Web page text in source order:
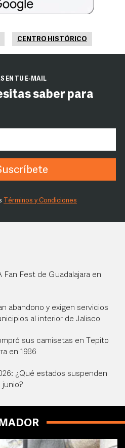
CENTRO HISTÓRICO
EN TU E-MAIL
saber para
Términos y Condiciones
Fan Fest de Guadalajara en
abandono y exigen servicios
al interior de Jalisco
sus camisetas en Tepito
en 1986
¿Qué estados suspenden
junio?